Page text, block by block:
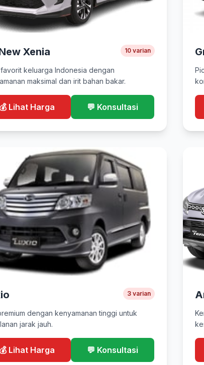
Xenia 10 varian
keluarga Indonesia dengan
maksimal dan irit bahan bakar.
💰 Lihat Harga 💬 Konsultasi
3 varian
dengan kenyamanan tinggi untuk
jarak jauh.
💰 Lihat Harga 💬 Konsultasi